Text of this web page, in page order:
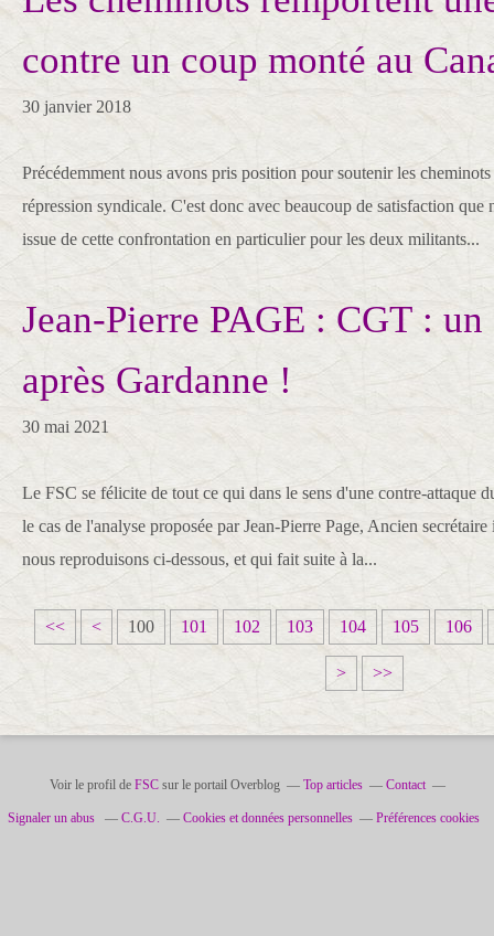
contre un coup monté au
30 janvier 2018
Précédemment nous avons pris position pour soutenir les
répression syndicale. C'est donc avec beaucoup de satisfaction que
issue de cette confrontation en particulier pour les deux militants...
Jean-Pierre PAGE : CGT :
après Gardanne !
30 mai 2021
Le FSC se félicite de tout ce qui dans le sens d'une contre-attaque
le cas de l'analyse proposée par Jean-Pierre Page, Ancien
nous reproduisons ci-dessous, et qui fait suite à la...
<< < 100 101 102 103 104 105 106
> >>
Voir le profil de FSCsur le portail Overblog Top articles Contact
Signaler un abus C.G.U. Cookies et données personnelles Préférences cookies